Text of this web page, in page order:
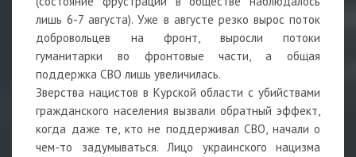
лишь 6-7 августа). Уже в августе резко вырос поток
добровольцев на фронт, выросли потоки
гуманитарки во фронтовые части, а общая
поддержка СВО лишь увеличилась.
Зверства нацистов в Курской области с убийствами
гражданского населения вызвали обратный эффект,
когда даже те, кто не поддерживал СВО, начали о
чем-то задумываться. Лицо украинского нацизма